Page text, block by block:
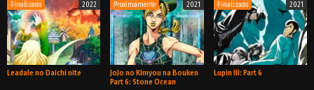
TV TV TV
Finalizado 2022
Leadale no Daichi nite
Proximamente 2021
JoJo no Kimyou na Bouken
Part 6: Stone Ocean
Finalizado 2021
Lupin III: Part 6